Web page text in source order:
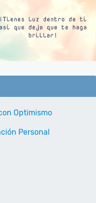
Optimismo
Personal